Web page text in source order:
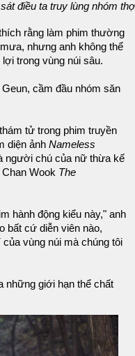
điều ta truy lùng nhóm
rằng làm phim thường
nhưng anh không thể
trong vùng núi sâu.
cầm đầu nhóm săn
tử trong phim truyền
diện ảnh Nameless
người chú của nữ thừa kế
Wook The
hành động kiểu này," anh
bất cứ diễn viên nào,
vùng núi mà chúng tôi
những giới hạn thể chất